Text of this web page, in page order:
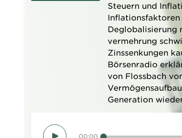
Steuern und
Inflationsfaktoren
Deglobalisierung
vermehrung
Zinssenkungen
Börsenradio
von Flossbach
Generation
00:00